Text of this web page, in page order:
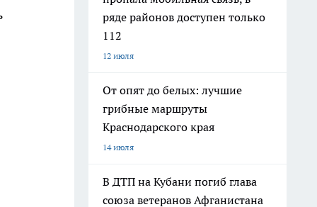
ряде районов доступен только
112
12 июля
От опят до белых: лучшие
грибные маршруты
Краснодарского края
14 июля
В ДТП на Кубани погиб глава
союза ветеранов Афганистана